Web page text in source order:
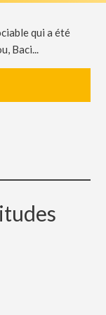
qui a été
Baci...